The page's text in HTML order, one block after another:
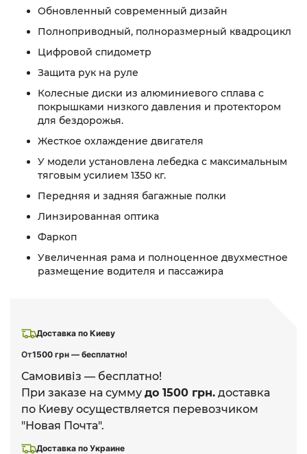
Доставка по Киеву
От1500 грн — бесплатно!
Самовивіз — бесплатно!
При заказе на сумму до 1500 грн. доставка
по Киеву осуществляется перевозчиком
"Новая Почта".
Доставка по Украине
Обновленный современный дизайн
Полноприводный, полноразмерный квадроцикл
Цифровой спидометр
Защита рук на руле
Колесные диски из алюминиевого сплава с
покрышками низкого давления и протектором
для бездорожья.
Жесткое охлаждение двигателя
У модели установлена ​​лебедка с максимальным
тяговым усилием 1350 кг.
Передняя и задняя багажные полки
Линзированная оптика
Фаркоп
Увеличенная рама и полноценное двухместное
размещение водителя и пассажира